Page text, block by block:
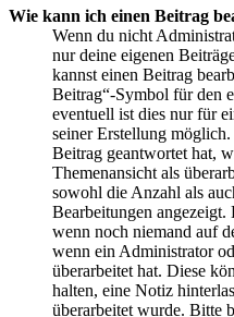
Wie kann ich einen Beitrag
Wenn du nicht
nur deine eigenen
kannst einen Beitrag
Beitrag“-Symbol für den
eventuell ist dies nur für
seiner Erstellung
Beitrag geantwortet hat,
Themenansicht als
sowohl die Anzahl als
Bearbeitungen
wenn noch niemand auf
wenn ein Administrator
überarbeitet hat. Diese
halten, eine Notiz
überarbeitet wurde. Bitte